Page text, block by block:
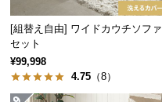
経
路
に
つ
い
[組替え自由] ワイドカウチソファ
セット
¥99,998
4.75 （8）